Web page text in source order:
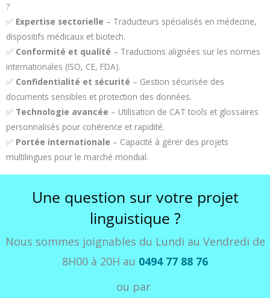
?
✅ Expertise sectorielle – Traducteurs spécialisés en médecine,
dispositifs médicaux et biotech.
✅ Conformité et qualité – Traductions alignées sur les normes
internationales (ISO, CE, FDA).
✅ Confidentialité et sécurité – Gestion sécurisée des
documents sensibles et protection des données.
✅ Technologie avancée – Utilisation de CAT tools et glossaires
personnalisés pour cohérence et rapidité.
✅ Portée internationale – Capacité à gérer des projets
multilingues pour le marché mondial.
Une question sur votre projet
linguistique ?
Nous sommes joignables du Lundi au Vendredi de
8H00 à 20H au 0494 77 88 76
ou par